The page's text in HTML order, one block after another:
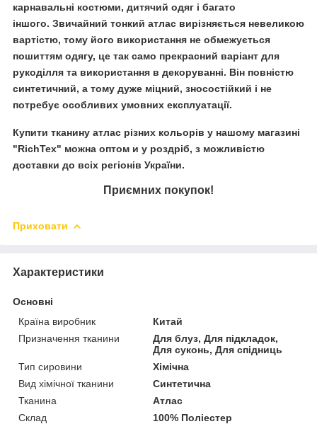
карнавальні костюми, дитячий одяг і багато
іншого. Звичайний тонкий атлас вирізняється невеликою
вартістю, тому його використання не обмежується
пошиттям одягу, це так само прекрасний варіант для
рукоділля та використання в декоруванні. Він повністю
синтетичний, а тому дуже міцний, зносостійкий і не
потребує особливих умовних експлуатації.
Купити тканину атлас різних кольорів у нашому магазині
"RichTex" можна оптом и у роздріб, з можливістю
доставки до всіх регіонів України.
Приємних покупок!
Приховати
Характеристики
Основні
Країна виробник
Китай
Призначення тканини
Для блуз, Для підкладок,
Для суконь, Для спідниць
Тип сировини
Хімічна
Вид хімічної тканини
Синтетична
Тканина
Атлас
Склад
100% Поліестер